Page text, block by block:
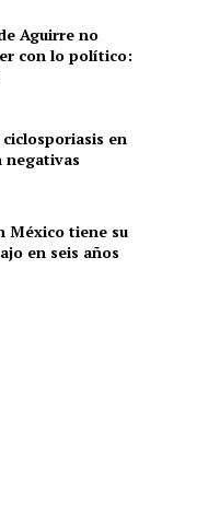
Aguirre no
con lo político:
en
negativas
México tiene su
en seis años